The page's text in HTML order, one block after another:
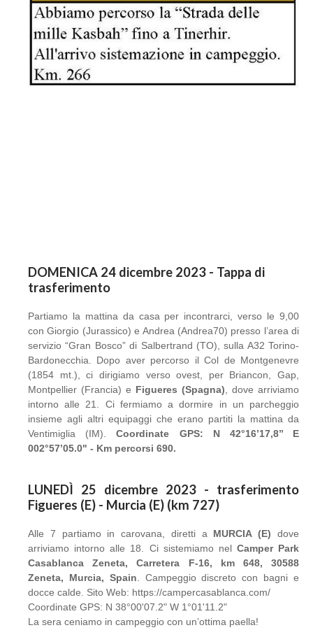
DOMENICA 24 dicembre 2023 - Tappa di
trasferimento
Partiamo la mattina da casa per incontrarci, verso le 9,00
con Giorgio (Jurassico) e Andrea (Andrea70) presso l’area di
servizio “Gran Bosco” di Salbertrand (TO), sulla A32 Torino-
Bardonecchia. Dopo aver percorso il Col de Montgenevre
(1854 mt.), ci dirigiamo verso ovest, per Briancon, Gap,
Montpellier (Francia) e Figueres (Spagna), dove arriviamo
intorno alle 21. Ci fermiamo a dormire in un parcheggio
insieme agli altri equipaggi che erano partiti la mattina da
Ventimiglia (IM).Coordinate GPS: N 42°16’17,8’’ E
002°57’05.0" - Km percorsi 690.
LUNEDÌ 25 dicembre 2023 - trasferimento
Figueres (E) - Murcia (E) (km 727)
Alle 7 partiamo in carovana, diretti a MURCIA (E) dove
arriviamo intorno alle 18. Ci sistemiamo nelCamper Park
Casablanca Zeneta, Carretera F-16, km 648, 30588
Zeneta, Murcia, Spain. Campeggio discreto con bagni e
docce calde. Sito Web: https://campercasablanca.com/
Coordinate GPS: N 38°00'07.2" W 1°01'11.2"
La sera ceniamo in campeggio con un’ottima paella!